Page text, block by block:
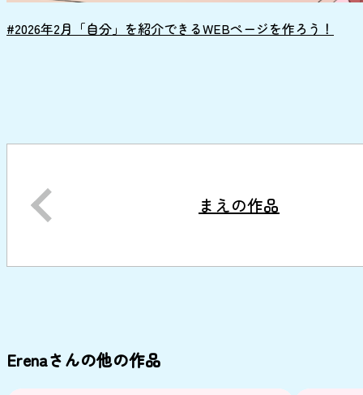
#2026年2月「自分」を紹介できるWEBページを作ろう！
まえの作品
Erenaさんの他の作品